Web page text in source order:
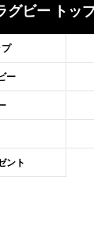
過ぎる引退「27年
勝の道のりデイブ
治氏死去「信は
グビー トッ
プ
ー
ント